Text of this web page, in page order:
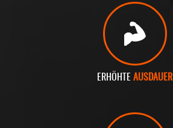
ERHÖHTEAUSDAUER